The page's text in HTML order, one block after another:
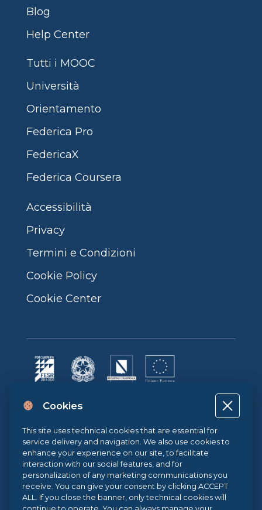
Blog
Help Center
Tutti i MOOC
Università
Orientamento
Federica Pro
FedericaX
Federica Coursera
Accessibilità
Privacy
Termini e Condizioni
Cookie Policy
Cookie Center
Progetto cofinanziato dall’Unione Europea, dallo Stato Italiano e dalla
Regione Campania POR CAMPANIA FESR 2014-2020 | ASSE II –
OBIETTIVO TEMATICO 2O.S. 2.3 | AZIONE 2.3.1 | Progetto: LA FABBRICA
DIGITALE
Sistema di Gestione Qualità UNI EN ISO 9001:2015
.eu Web Awards 2021
Cookies
This site uses technical cookies that are essential for
service delivery and navigation. We also use cookies to
enhance your experience on our site, to facilitate
interaction with our social features, and for
personalization of any marketing communications you
receive. You can give your consent by clicking ACCEPT
ALL. If you close the banner, only technical cookies will